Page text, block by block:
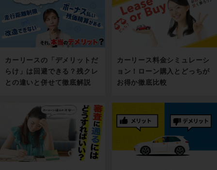
カーリースの「デメリットだ
らけ」は回避できる？残クレ
との違いと併せて徹底解説
カーリース料金シミュレーシ
ョン！ローン購入とどっちが
お得か徹底比較